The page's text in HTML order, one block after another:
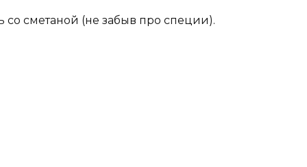
сметаной (не забыв про специи).